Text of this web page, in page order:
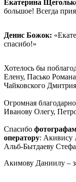
Екатерина
большое! Всегда
Денис Божок:
спасибо!»
Хотелось бы
Елену, Пасько
Чайковского
Огромная
Иванову Олегу,
Спасибо
оператору: Акивису
Альб-Бытдаеву
Акимову Даниилу –